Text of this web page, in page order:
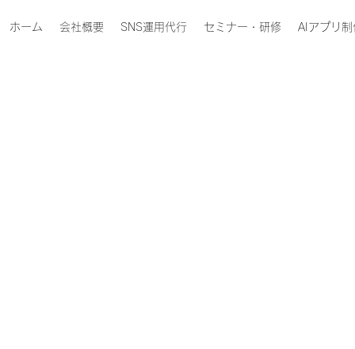
ホーム 会社概要 SNS運用代行 セミナー・研修 AIアプリ制